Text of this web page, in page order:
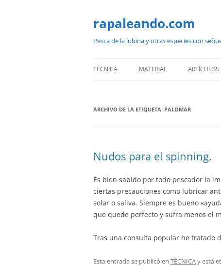
contenido
rapaleando.com
Pesca de la lubina y otras especies con
TÉCNICA MATERIAL ARTÍCULOS
ARCHIVO DE LA ETIQUETA: PALOMAR
Nudos para el spinning.
Es bien sabido por todo pescador la
ciertas precauciones como lubricar
solar o saliva. Siempre es bueno
que quede perfecto y sufra menos el
Tras una consulta popular he tratado
Esta entrada se publicó en TÉCNICAy está